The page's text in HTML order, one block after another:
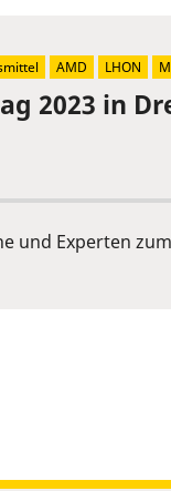
2023 in
und Experten
AMD LHON